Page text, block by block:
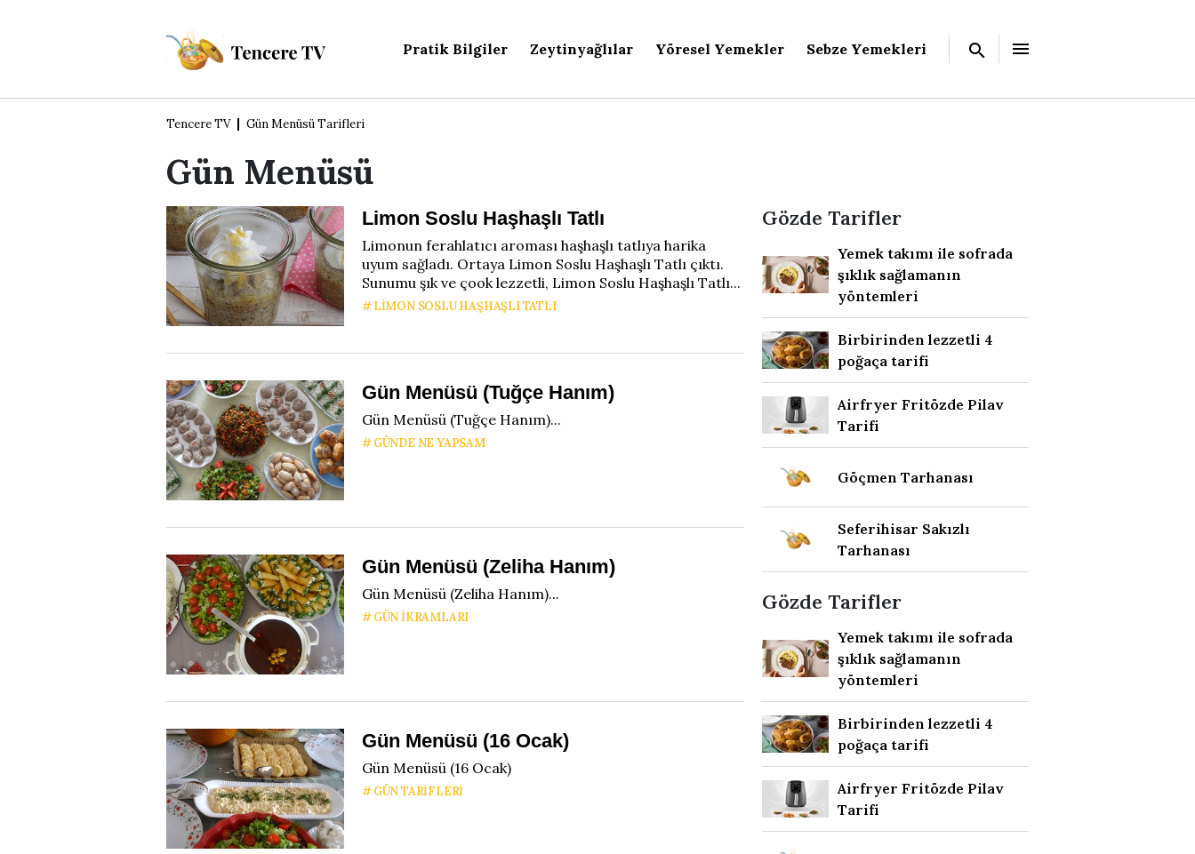
Pratik Bilgiler Zeytinyağlılar Yöresel Yemekler Sebze Yemekleri
Tencere TV Gün Menüsü Tarifleri
Gün Menüsü
Limon Soslu Haşhaşlı Tatlı
Limonun ferahlatıcı aroması haşhaşlı tatlıya harika
uyum sağladı. Ortaya Limon Soslu Haşhaşlı Tatlı çıktı.
Sunumu şık ve çook lezzetli, Limon Soslu Haşhaşlı Tatlı...
LIMON SOSLU HAŞHAŞLI TATLI
Gün Menüsü (Tuğçe Hanım)
Gün Menüsü (Tuğçe Hanım)...
GÜNDE NE YAPSAM
Gün Menüsü (Zeliha Hanım)
Gün Menüsü (Zeliha Hanım)...
GÜN IKRAMLARI
Gün Menüsü (16 Ocak)
Gün Menüsü (16 Ocak)
GÜN TARIFLERI
Gözde Tarifler
Yemek takımı ile sofrada
şıklık sağlamanın
yöntemleri
Birbirinden lezzetli 4
poğaça tarifi
Airfryer Fritözde Pilav
Tarifi
Göçmen Tarhanası
Seferihisar Sakızlı
Tarhanası
Gözde Tarifler
Yemek takımı ile sofrada
şıklık sağlamanın
yöntemleri
Birbirinden lezzetli 4
poğaça tarifi
Airfryer Fritözde Pilav
Tarifi